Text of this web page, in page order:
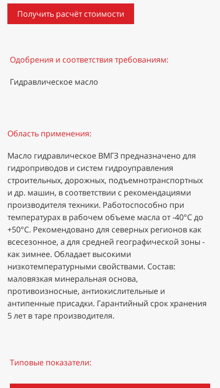
Получить расчёт стоимости
Одобрения и соответствия требованиям:
Гидравлическое масло
Область применения:
Масло гидравлическое ВМГЗ предназначено для
гидроприводов и систем гидроуправления
строительных, дорожных, подъемнотранспортных
и др. машин, в соответствии с рекомендациями
производителя техники. Работоспособно при
температурах в рабочем объеме масла от -40°С до
+50°С. Рекомендовано для северных регионов как
всесезонное, а для средней географической зоны -
как зимнее. Обладает высокими
низкотемпературными свойствами. Состав:
маловязкая минеральная основа,
противоизносные, антиокислительные и
антипенные присадки. Гарантийный срок хранения
5 лет в таре производителя.
Типовые показатели: